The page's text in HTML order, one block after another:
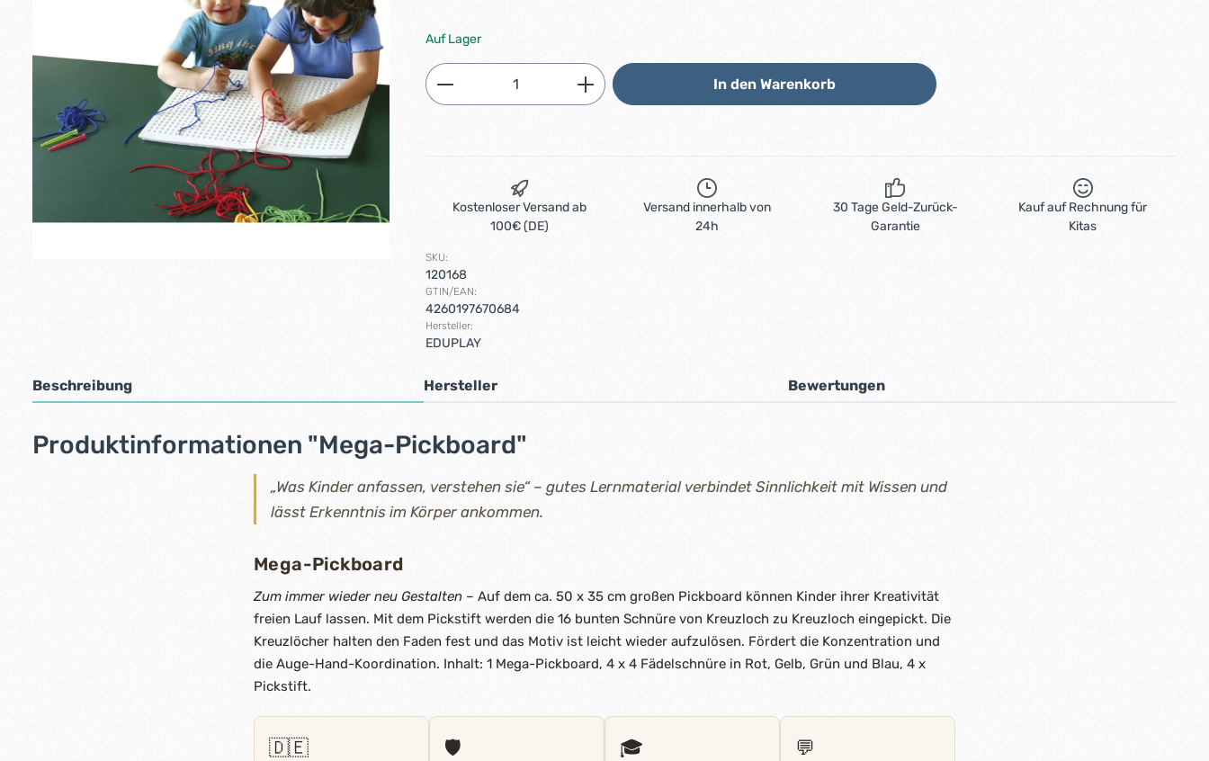
Auf Lager
Produkt Anzahl: Gib den gewünschten Wert ein oder benutze die
In den Warenkorb
Kostenloser Versand ab
100€ (DE)
Versand innerhalb von
24h
30 Tage Geld-Zurück-
Garantie
Kauf auf Rechnung für
Kitas
SKU:
120168
GTIN/EAN:
4260197670684
Hersteller:
EDUPLAY
Beschreibung Hersteller Bewertungen
Produktinformationen "Mega-Pickboard"
„Was Kinder anfassen, verstehen sie“ – gutes Lernmaterial verbindet Sinnlichkeit mit Wissen und
lässt Erkenntnis im Körper ankommen.
Mega-Pickboard
Zum immer wieder neu Gestalten – Auf dem ca. 50 x 35 cm großen Pickboard können Kinder ihrer Kreativität
freien Lauf lassen. Mit dem Pickstift werden die 16 bunten Schnüre von Kreuzloch zu Kreuzloch eingepickt. Die
Kreuzlöcher halten den Faden fest und das Motiv ist leicht wieder aufzulösen. Fördert die Konzentration und
die Auge-Hand-Koordination. Inhalt: 1 Mega-Pickboard, 4 x 4 Fädelschnüre in Rot, Gelb, Grün und Blau, 4 x
Pickstift.
🇩🇪 🛡️ 🎓 💬